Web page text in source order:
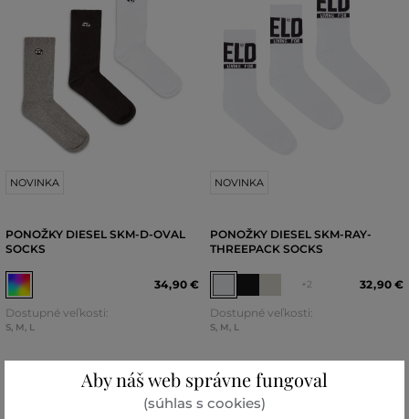
NOVINKA
PONOŽKY DIESEL SKM-D-OVAL
SOCKS
34,90 €
Dostupné veľkosti:
S, M, L
NOVINKA
PONOŽKY DIESEL SKM-RAY-
THREEPACK SOCKS
+2 32,90 €
Dostupné veľkosti:
S, M, L
Aby náš web správne fungoval
(súhlas s cookies)